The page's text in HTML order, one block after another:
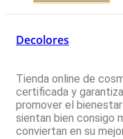
Decolores
Tienda online de
certificada y
promover el
sientan bien consigo
conviertan en su